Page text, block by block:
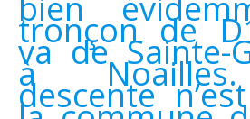
tronçon de
va de Sainte-
à
descente